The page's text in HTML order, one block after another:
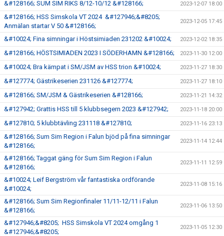
&#128166; SUM SIM RIKS 8/12-10/12 &#128166; 2023-12-07 18:00
&#128166; HSS Simskola VT 2024 &#127946;&#8205;
Anmälan startar V 50 &#128166;
2023-12-05 17:45
&#10024; Fina simningar i Höstsimiaden 231202 &#10024; 2023-12-02 18:35
&#128166; HÖSTSIMIADEN 2023 I SÖDERHAMN &#128166; 2023-11-30 12:00
&#10024; Bra kämpat i SM/JSM av HSS trion &#10024; 2023-11-27 18:30
&#127774; Gästrikeserien 231126 &#127774; 2023-11-27 18:10
&#128166; SM/JSM & Gästrikeserien &#128166; 2023-11-21 14:32
&#127942; Grattis HSS till 5 klubbsegern 2023 &#127942; 2023-11-18 20:00
&#127810; 5 klubbtävling 231118 &#127810; 2023-11-16 23:13
&#128166; Sum Sim Region i Falun bjöd på fina simningar
&#128166;
2023-11-14 12:44
&#128166; Taggat gäng för Sum Sim Region i Falun
&#128166;
2023-11-11 12:59
&#10024; Leif Bergström vår fantastiska ordförande
&#10024;
2023-11-08 15:16
&#128166; Sum Sim Regionfinaler 11/11-12/11 i Falun
&#128166;
2023-11-06 13:50
&#127946;&#8205; HSS Simskola VT 2024 omgång 1
&#127946;&#8205;
2023-11-05 12:30